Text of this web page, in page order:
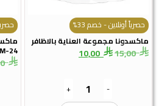
حصرياً أونلاين - خصم 33%
ماكسدونا مجموعة العناية بالاظافر
15,00
10,00
-
+
24